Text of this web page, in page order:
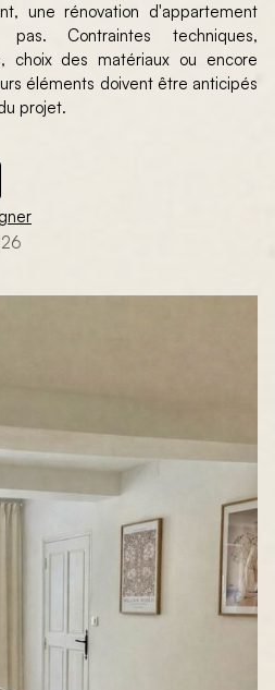
une rénovation d'appartement
Contraintes techniques,
choix des matériaux ou encore
éléments doivent être anticipés
projet.